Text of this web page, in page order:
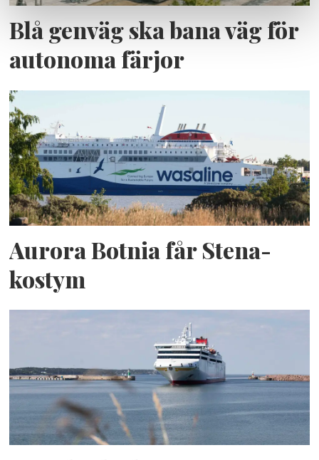
Blå genväg ska bana väg för
autonoma färjor
Aurora Botnia får Stena-
kostym